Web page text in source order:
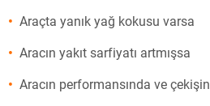
Araçta yanık yağ kokusu varsa
Aracın yakıt sarfiyatı artmışsa
Aracın performansında ve